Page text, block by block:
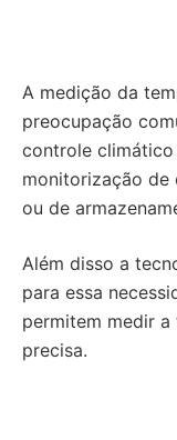
A medição da
preocupação
controle
monitorização de
ou de
Além disso a
para essa
permitem medir
precisa.